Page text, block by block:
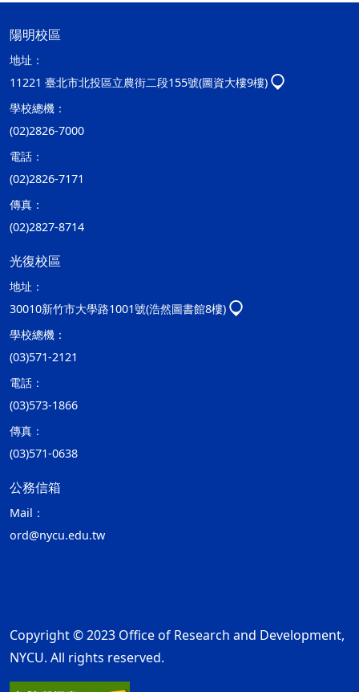
陽明校區
地址：
11221 臺北市北投區立農街二段155號(圖資大樓9樓)
學校總機：
(02)2826-7000
電話：
(02)2826-7171
傳真：
(02)2827-8714
光復校區
地址：
30010新竹市大學路1001號(浩然圖書館8樓)
學校總機：
(03)571-2121
電話：
(03)573-1866
傳真：
(03)571-0638
公務信箱
Mail：
ord@nycu.edu.tw
Copyright © 2023 Office of Research and Development,
NYCU. All rights reserved.